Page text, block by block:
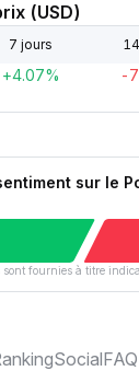
(USD)
7 jours
+4.07% -
sur le
sont fournies à titre
SocialFAQ